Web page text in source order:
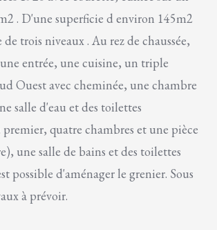
. D'une superficie d environ 145m2
de trois niveaux . Au rez de chaussée,
entrée, une cuisine, un triple
Ouest avec cheminée, une chambre
salle d'eau et des toilettes
quatre chambres et une pièce
une salle de bains et des toilettes
possible d'aménager le grenier. Sous
à prévoir.